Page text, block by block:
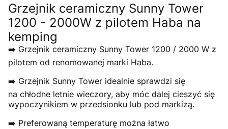
Grzejnik ceramiczny Sunny Tower
1200 - 2000W z pilotem Haba na
kemping
➡️ Grzejnik ceramiczny Sunny Tower 1200 / 2000 W z
pilotem od renomowanej marki Haba.
➡️ Grzejnik Sunny Tower idealnie sprawdzi się
na chłodne letnie wieczory, aby móc dalej cieszyć się
wypoczynikiem w przedsionku lub pod markizą.
➡️ Preferowaną temperaturę można łatwo